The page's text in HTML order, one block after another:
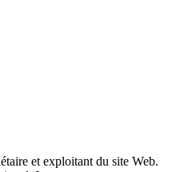
et exploitant du site Web.